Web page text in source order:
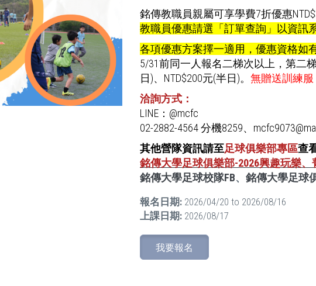
銘傳教職員親屬可享學費7折優惠
教職員優惠請選「訂單查詢」以資訊
各項優惠方案擇一適用，優惠資格如
5/31前同一人報名二梯次以上，第二
日)、NTD$200元(半日)。 無贈送訓練服
洽詢方式：
LINE：@mcfc
02-2882-4564 分機8259、
其他營隊資訊請至足球俱樂部專區查
銘傳大學足球俱樂部-2026興趣玩樂
銘傳大學足球校隊FB、 銘傳大學足球
報名日期: 2026/04/20 to 2026/08/16
上課日期: 2026/08/17
我要報名